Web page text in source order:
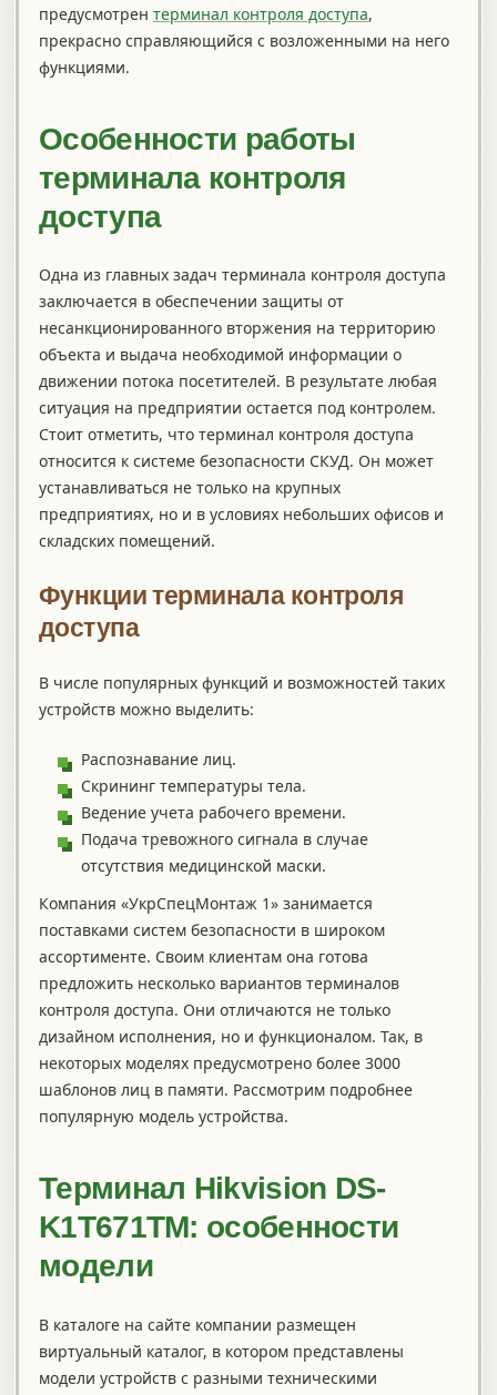
предусмотрен терминал контроля доступа,
прекрасно справляющийся с возложенными на него
функциями.
Особенности работы
терминала контроля
доступа
Одна из главных задач терминала контроля доступа
заключается в обеспечении защиты от
несанкционированного вторжения на территорию
объекта и выдача необходимой информации о
движении потока посетителей. В результате любая
ситуация на предприятии остается под контролем.
Стоит отметить, что терминал контроля доступа
относится к системе безопасности СКУД. Он может
устанавливаться не только на крупных
предприятиях, но и в условиях небольших офисов и
складских помещений.
Функции терминала контроля
доступа
В числе популярных функций и возможностей таких
устройств можно выделить:
Распознавание лиц.
Скрининг температуры тела.
Ведение учета рабочего времени.
Подача тревожного сигнала в случае
отсутствия медицинской маски.
Компания «УкрСпецМонтаж 1» занимается
поставками систем безопасности в широком
ассортименте. Своим клиентам она готова
предложить несколько вариантов терминалов
контроля доступа. Они отличаются не только
дизайном исполнения, но и функционалом. Так, в
некоторых моделях предусмотрено более 3000
шаблонов лиц в памяти. Рассмотрим подробнее
популярную модель устройства.
Терминал Hikvision DS-
K1T671TM: особенности
модели
В каталоге на сайте компании размещен
виртуальный каталог, в котором представлены
модели устройств с разными техническими